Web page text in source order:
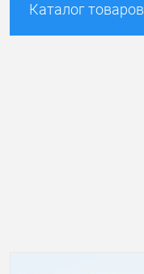
Каталог товаров